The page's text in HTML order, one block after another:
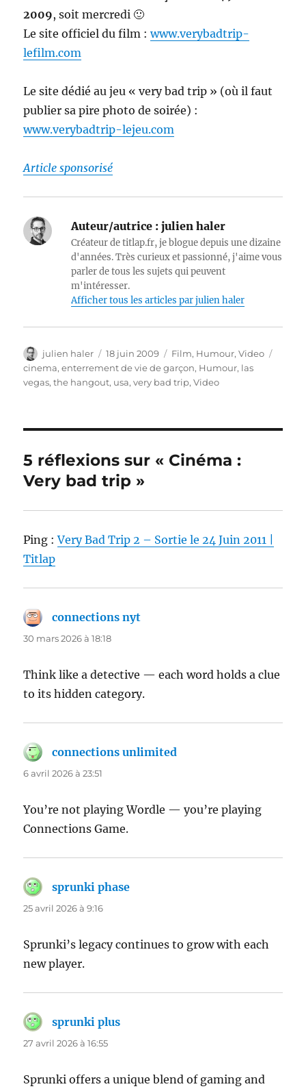
2009, soit mercredi 🙂
Le site officiel du film :www.verybadtrip-
lefilm.com
Le site dédié au jeu « very bad trip » (où il faut
publier sa pire photo de soirée) :
www.verybadtrip-lejeu.com
Article sponsorisé
Auteur/autrice : julien haler
Créateur de titlap.fr, je blogue depuis une dizaine
d'années. Très curieux et passionné, j'aime vous
parler de tous les sujets qui peuvent
m'intéresser.
Afficher tous les articles par julien haler
Auteur
julien haler
Publié
le
18 juin 2009 Catégories
Film, Humour,Video
cinema,enterrement de vie de garçon, Humour, las
vegas,the hangout, usa,very bad trip,Video
5 réflexions sur « Cinéma :
Very bad trip »
Ping :Very Bad Trip 2 – Sortie le 24 Juin 2011 |
Titlap
connections nyt
30 mars 2026 à 18:18
Think like a detective — each word holds a clue
to its hidden category.
connections unlimited
6 avril 2026 à 23:51
You’re not playing Wordle — you’re playing
Connections Game.
sprunki phase
25 avril 2026 à 9:16
Sprunki’s legacy continues to grow with each
new player.
sprunki plus
27 avril 2026 à 16:55
Sprunki offers a unique blend of gaming and